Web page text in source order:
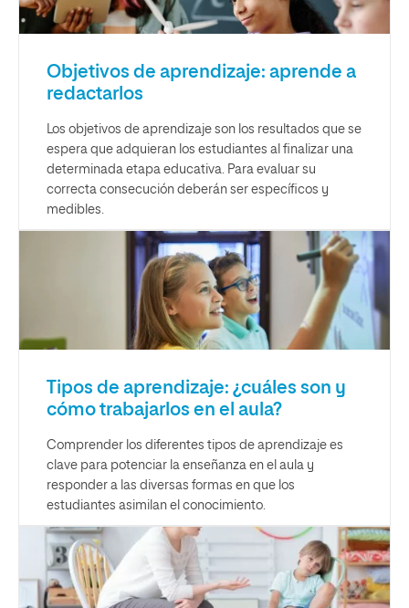
Objetivos de aprendizaje: aprende a
redactarlos
Los objetivos de aprendizaje son los resultados que se
espera que adquieran los estudiantes al finalizar una
determinada etapa educativa. Para evaluar su
correcta consecución deberán ser específicos y
medibles.
Tipos de aprendizaje: ¿cuáles son y
cómo trabajarlos en el aula?
Comprender los diferentes tipos de aprendizaje es
clave para potenciar la enseñanza en el aula y
responder a las diversas formas en que los
estudiantes asimilan el conocimiento.